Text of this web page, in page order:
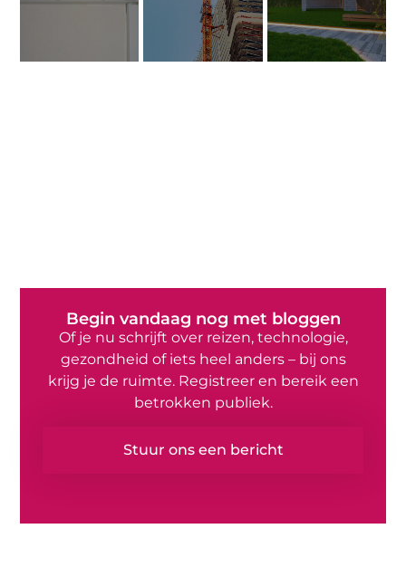
Begin vandaag nog met bloggen
Of je nu schrijft over reizen, technologie,
gezondheid of iets heel anders – bij ons
krijg je de ruimte. Registreer en bereik een
betrokken publiek.
Stuur ons een bericht